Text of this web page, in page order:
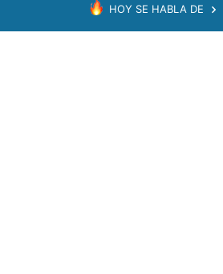
HOY SE HABLA DE